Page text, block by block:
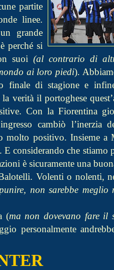
partite
linee.
grande
perché si
suoi(al contrario di
ai loro piedi).
finale di stagione e
verità il portoghese
Con la Fiorentina
cambiò l’inerzia
molto positivo. Insieme a
considerando che stiamo
è sicuramente una
Volenti o nolenti,
non sarebbe meglio
(ma non dovevano fare il
personalmente